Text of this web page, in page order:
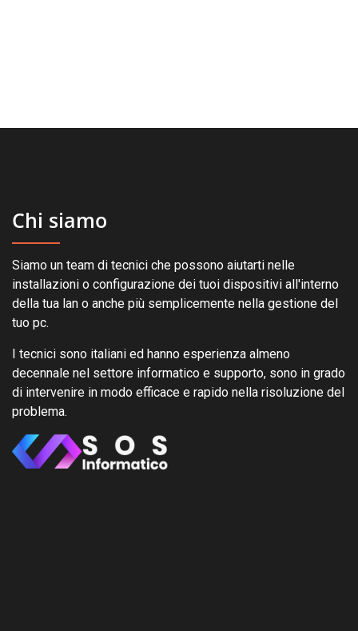
Chi siamo
Siamo un team di tecnici che possono aiutarti nelle
installazioni o configurazione dei tuoi dispositivi all'interno
della tua lan o anche più semplicemente nella gestione del
tuo pc.
I tecnici sono italiani ed hanno esperienza almeno
decennale nel settore informatico e supporto, sono in grado
di intervenire in modo efficace e rapido nella risoluzione del
problema.